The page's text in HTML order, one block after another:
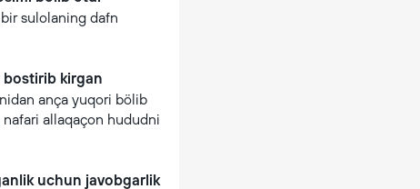
sulolaning dafn
bostirib kirgan
ança yuqori bölib
allaqaçon hududni
uchun javobgarlik